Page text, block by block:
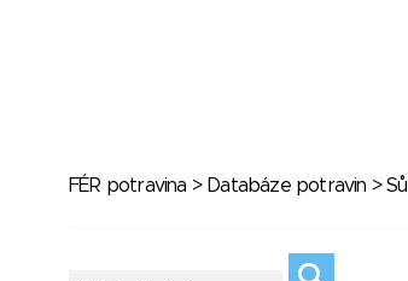
FÉR potravina > Databáze potravin >Sůl